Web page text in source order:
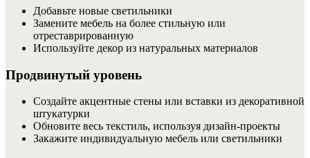
Добавьте новые светильники
Замените мебель на более стильную или
отреставрированную
Используйте декор из натуральных материалов
Продвинутый уровень
Создайте акцентные стены или вставки из декоративной
штукатурки
Обновите весь текстиль, используя дизайн-проекты
Закажите индивидуальную мебель или светильники